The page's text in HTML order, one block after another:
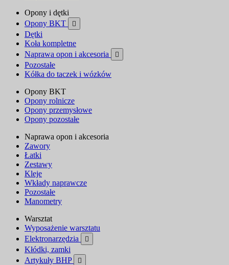
Opony i dętki
Opony BKT

Dętki
Koła kompletne
Naprawa opon i akcesoria

Pozostałe
Kółka do taczek i wózków
Opony BKT
Opony rolnicze
Opony przemysłowe
Opony pozostałe
Naprawa opon i akcesoria
Zawory
Łatki
Zestawy
Kleje
Wkłady naprawcze
Pozostałe
Manometry
Warsztat
Wyposażenie warsztatu
Elektronarzędzia

Kłódki, zamki
Artykuły BHP
